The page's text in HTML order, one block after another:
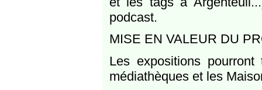
podcast.
MISE EN VALEUR DU
Les expositions
médiathèques et les